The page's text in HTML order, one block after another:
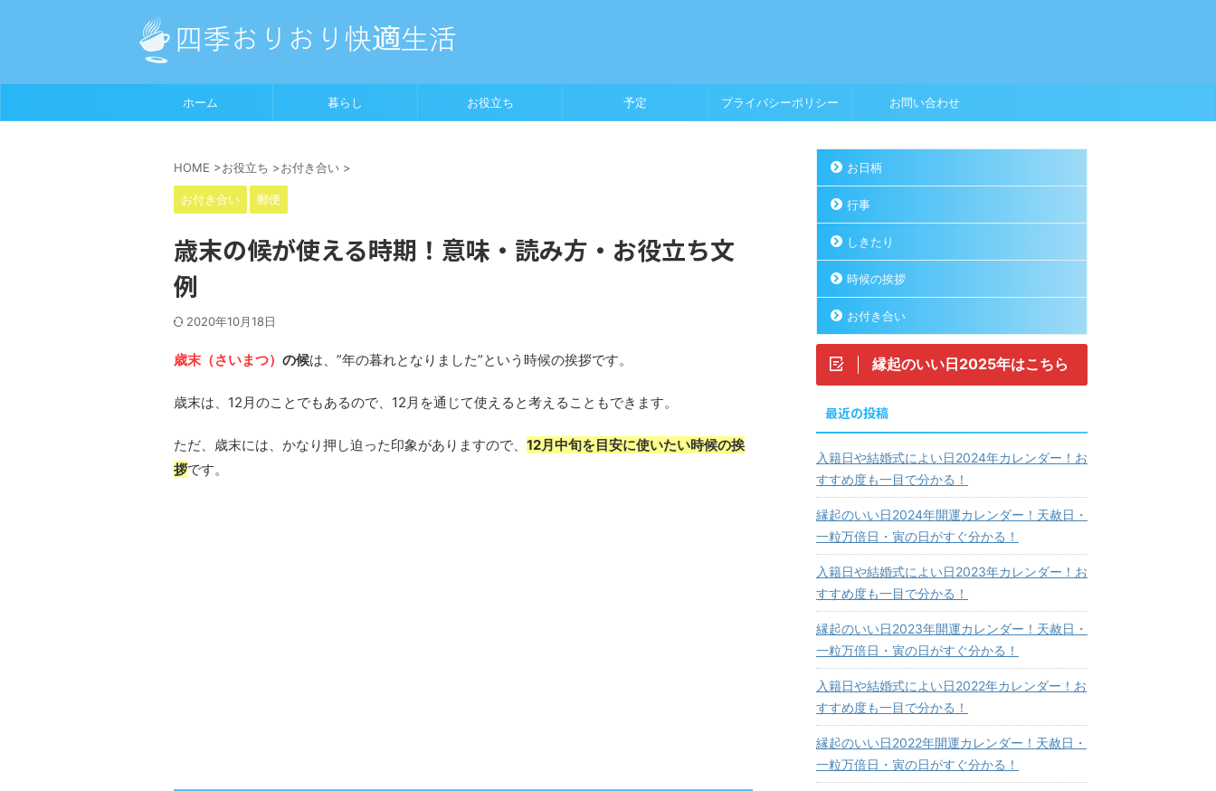
ホーム 暮らし お役立ち 予定 プライバシーポリシー お問い合わせ
HOME >お役立ち >お付き合い >
お付き合い 郵便
歳末の候が使える時期！意味・読み方・お役立ち文
例
2020年10月18日
歳末（さいまつ） の候は、”年の暮れとなりました”という時候の挨拶です。
歳末は、12月のことでもあるので、12月を通じて使えると考えることもできます。
ただ、歳末には、かなり押し迫った印象がありますので、 12月中旬を目安に使いたい時候の挨
拶です。
お日柄
行事
しきたり
時候の挨拶
お付き合い
縁起のいい日2025年はこちら
最近の投稿
入籍日や結婚式によい日2024年カレンダー！お
すすめ度も一目で分かる！
縁起のいい日2024年開運カレンダー！天赦日・
一粒万倍日・寅の日がすぐ分かる！
入籍日や結婚式によい日2023年カレンダー！お
すすめ度も一目で分かる！
縁起のいい日2023年開運カレンダー！天赦日・
一粒万倍日・寅の日がすぐ分かる！
入籍日や結婚式によい日2022年カレンダー！お
すすめ度も一目で分かる！
縁起のいい日2022年開運カレンダー！天赦日・
一粒万倍日・寅の日がすぐ分かる！